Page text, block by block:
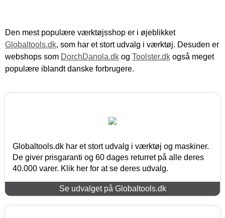
Den mest populære værktøjsshop er i øjeblikket
Globaltools.dk, som har et stort udvalg i værktøj. Desuden er
webshops som DorchDanola.dk og Toolster.dk også meget
populære iblandt danske forbrugere.
Globaltools.dk har et stort udvalg i værktøj og maskiner.
De giver prisgaranti og 60 dages returret på alle deres
40.000 varer. Klik her for at se deres udvalg.
Se udvalget på Globaltools.dk